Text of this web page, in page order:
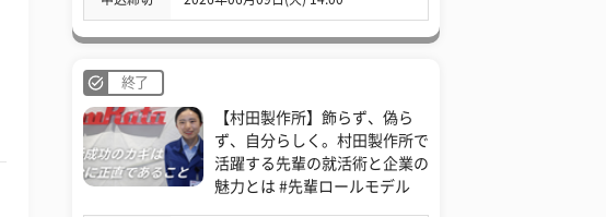
終了
【村田製作所】飾らず、偽ら
ず、自分らしく。村田製作所で
活躍する先輩の就活術と企業の
魅力とは #先輩ロールモデル